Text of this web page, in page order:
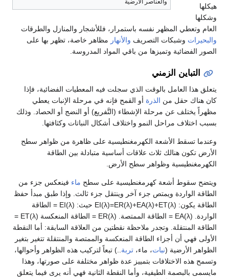
والعناصر الأرضية
هيكلها
وشكلها
العام وتعطي المظهر نفسه باستمرار، فللأشجار والمنازل والطرقات
والبحيرات وشبكات التصريف والأنهار مظاهر خاصة، تظهر بها على
الصور الفضائية وتميزها من باقي المواد المدروسة.
التباين الزمني
يتعلق هذا العامل بالوقت الذي سجلت فيه المعطيات الفضائية، فإذا
كان هناك حقل من الذرة أو القمح فإنه في مرحلة الإنبات يعطي
مظهراً يختلف عن مرحلة الإشطاء (التَّفريع) أو النضج أو الحصاد. وذلك
بسبب اختلاف مراحل النمو واختلاف أشكال النباتات وكثافتها.
وعندما تسقط الأشعة الكهرمغنطيسية على ظاهرة من ظواهر سطح
الأرض تكون هنالك ثلاث علاقات أساسية متبادلة بين الطاقة
الكهرمغنطيسية وظواهر سطح الأرض.
ويتضح سقوط أشعة كهرمغنطيسية على سطح ماء فينعكس جزء من
الطاقة الواردة ويمتص جزء آخر وينتقل جزء ثالث. وإذا طبق مبدأ حفظ
الطاقة يكون: EI(λ)=ER(λ)+EA(λ)+ET(λ) حيث: EI(λ) = الطاقة
الواردة. EA(λ) = الطاقة الممتصة. ER(λ) = الطاقة المنعكسة ET(λ) =
الطاقة المنتقلة. وتجدر ملاحظة نقطتين من العلاقة السابقة: أما النقطة
الأولى فهي أن أجزاء الطاقة المنعكسة والممتصة والمنتقلة تتغير بتغير
الظواهر الأرضية (نبات، ماء، تربة..) تبعاً لتركيب هذه الظواهر وأحوالها،
وتسمح هذه الاختلافات بتمييز عدة ظواهر مختلفة على صورتها، وهذا
مايسمى بالبصمة الطيفية، وأما النقطة الثانية فهي أنه يرى فيما يتعلق